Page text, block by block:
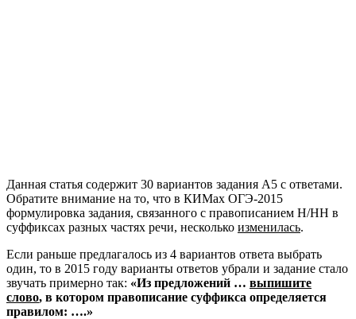
Данная статья содержит 30 вариантов задания А5 с ответами.
Обратите внимание на то, что в КИМах ОГЭ-2015
формулировка задания, связанного с правописанием Н/НН в
суффиксах разных частях речи, несколько изменилась.
Если раньше предлагалось из 4 вариантов ответа выбрать
один, то в 2015 году варианты ответов убрали и задание стало
звучать примерно так: «Из предложений … выпишите
слово, в котором правописание суффикса определяется
правилом: ….»